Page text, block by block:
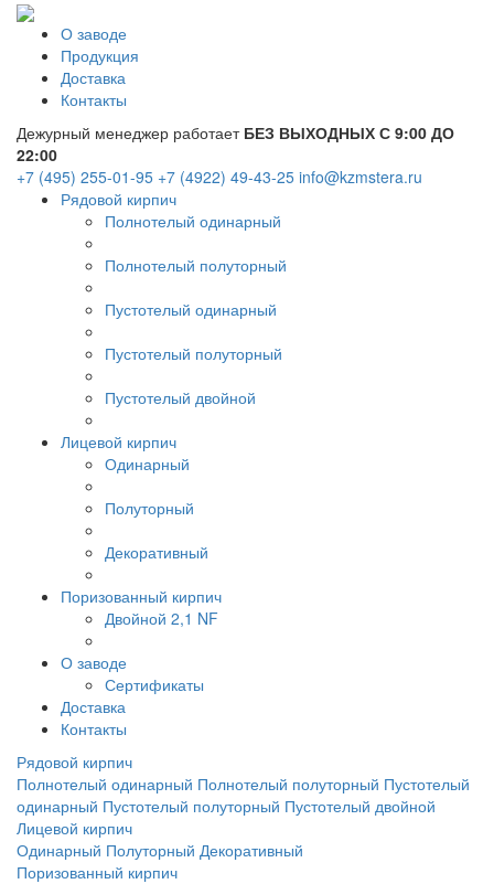
О заводе
Продукция
Доставка
Контакты
Дежурный менеджер работает БЕЗ ВЫХОДНЫХ С 9:00 ДО
22:00
+7 (495) 255-01-95 +7 (4922) 49-43-25 info@kzmstera.ru
Рядовой кирпич
Полнотелый одинарный
Полнотелый полуторный
Пустотелый одинарный
Пустотелый полуторный
Пустотелый двойной
Лицевой кирпич
Одинарный
Полуторный
Декоративный
Поризованный кирпич
Двойной 2,1 NF
О заводе
Сертификаты
Доставка
Контакты
Рядовой кирпич
Полнотелый одинарный Полнотелый полуторный Пустотелый
одинарный Пустотелый полуторный Пустотелый двойной
Лицевой кирпич
Одинарный Полуторный Декоративный
Поризованный кирпич